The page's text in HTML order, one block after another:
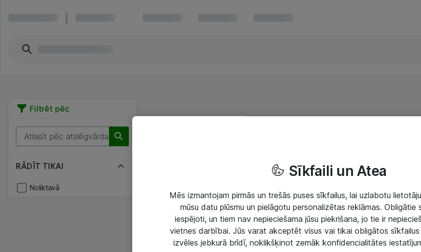
Filtrēt pēc
RĀDĪT TIKAI
Noliktavā
Sīkfaili un Atea
Mēs izmantojam pirmās un trešās puses sīkfailus, lai uzlabotu
mūsu datu plūsmu un pielāgotu personalizētas reklāmas. Obligātie
iespējoti, un tiem nav nepieciešama jūsu piekrišana, jo tie ir
vietnes darbībai. Jūs varat akceptēt visus vai tikai obligātos
izvēles jebkurā brīdī, noklikšķinot zemāk konfidencialitātes